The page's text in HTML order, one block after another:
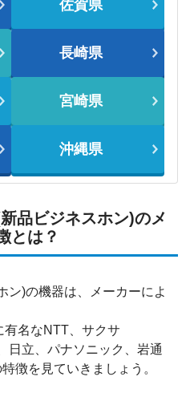
佐賀県
長崎県
宮崎県
沖縄県
品ビジネスホン)のメ
とは？
ン)の機器は、メーカーによ
有名なNTT、サクサ
日立、パナソニック、岩通
徴を見ていきましょう。